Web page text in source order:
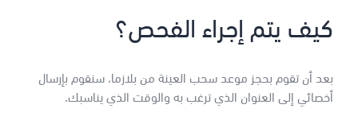
كيف يتم إجراء الفحص؟
بعد أن تقوم بحجز موعد سحب العينة من بلازما، سنقوم بإرسال
أخصائي إلى العنوان الذي ترغب به والوقت الذي يناسبك.